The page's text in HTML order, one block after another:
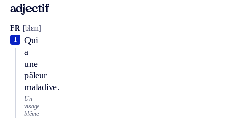
adjectif
FR [blɛm]
Qui
a
une
pâleur
maladive.
1
Un
visage
blême.